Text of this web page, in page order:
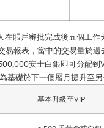
在賬戶審批完成後五個工作
易報表，當中的交易量於過
安士白銀即可分配到
基礎於下一個曆月提升至另
基本升級至VIP